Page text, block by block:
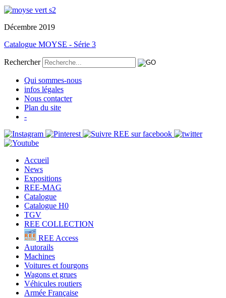
Décembre 2019
Catalogue MOYSE - Série 3
Rechercher
Qui sommes-nous
infos légales
Nous contacter
Plan du site
-
Accueil
News
Expositions
REE-MAG
Catalogue
Catalogue H0
TGV
REE COLLECTION
REE Access
Autorails
Machines
Voitures et fourgons
Wagons et grues
Véhicules routiers
Armée Française